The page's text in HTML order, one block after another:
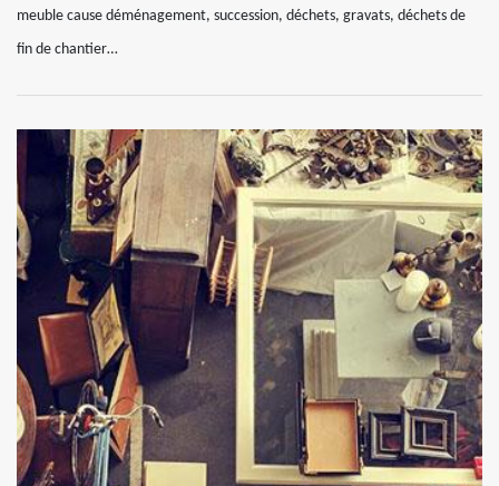
meuble cause déménagement, succession, déchets, gravats, déchets de
fin de chantier…